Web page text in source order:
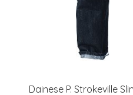
Dainese P. Strokeville